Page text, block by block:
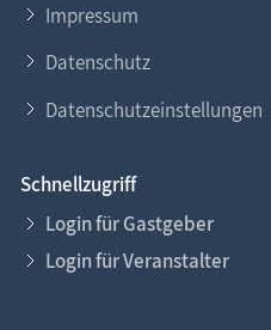
Impressum
Datenschutz
Datenschutzeinstellungen
Schnellzugriff
Login für Gastgeber
Login für Veranstalter